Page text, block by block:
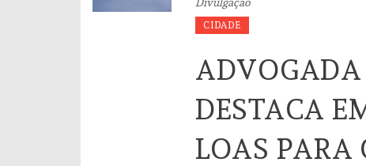
CIDADE
ADVOGADA
DESTACA
LOAS